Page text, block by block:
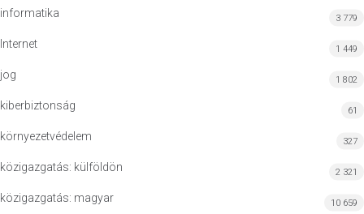
informatika 3 779
Internet 1 449
jog 1 802
kiberbiztonság 61
környezetvédelem 327
közigazgatás: külföldön 2 321
közigazgatás: magyar 10 659